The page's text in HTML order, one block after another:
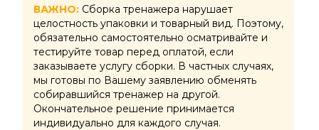
ВАЖНО: Сборка тренажера нарушает
целостность упаковки и товарный вид. Поэтому,
обязательно самостоятельно осматривайте и
тестируйте товар перед оплатой, если
заказываете услугу сборки. В частных случаях,
мы готовы по Вашему заявлению обменять
собиравшийся тренажер на другой.
Окончательное решение принимается
индивидуально для каждого случая.